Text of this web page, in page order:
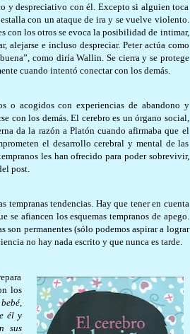
y despreciativo con él. Excepto si alguien toca
con un ataque de ira y se vuelve violento.
con los otros se evoca la posibilidad de intimar,
alejarse e incluso despreciar. Peter actúa como
como diría Wallin. Se cierra y se protege
cuando intentó conectar con los demás.
o acogidos con experiencias de abandono y
con los demás. El cerebro es un órgano social,
da la razón a Platón cuando afirmaba que el
el desarrollo cerebral y mental de las
les han ofrecido para poder sobrevivir,
post.
tempranas tendencias. Hay que tener en cuenta
se afiancen los esquemas tempranos de apego.
son permanentes (sólo podemos aspirar a lograr
no hay nada escrito y que nunca es tarde.
los
él y
sus